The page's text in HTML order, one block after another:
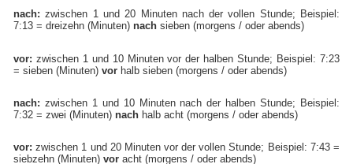
nach: zwischen 1 und 20 Minuten nach der vollen Stunde; Beispiel:
7:13 = dreizehn (Minuten)nach sieben (morgens / oder abends)
vor: zwischen 1 und 10 Minuten vor der halben Stunde; Beispiel: 7:23
= sieben (Minuten)vor halb sieben (morgens / oder abends)
nach: zwischen 1 und 10 Minuten nach der halben Stunde; Beispiel:
7:32 = zwei (Minuten)nach halb acht (morgens / oder abends)
vor: zwischen 1 und 20 Minuten vor der vollen Stunde; Beispiel: 7:43 =
siebzehn (Minuten)vor acht (morgens / oder abends)